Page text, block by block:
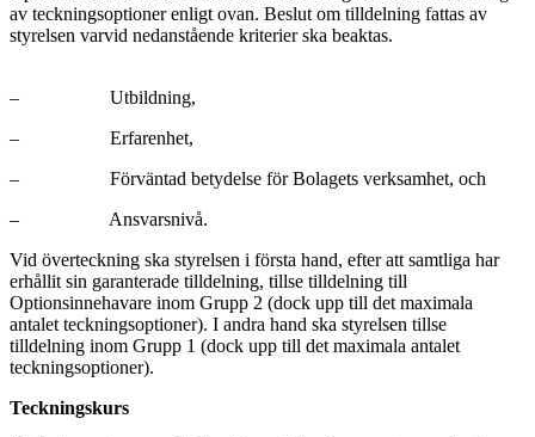
av teckningsoptioner enligt ovan. Beslut om tilldelning fattas av
styrelsen varvid nedanstående kriterier ska beaktas.
– Utbildning,
– Erfarenhet,
– Förväntad betydelse för Bolagets verksamhet, och
– Ansvarsnivå.
Vid överteckning ska styrelsen i första hand, efter att samtliga har
erhållit sin garanterade tilldelning, tillse tilldelning till
Optionsinnehavare inom Grupp 2 (dock upp till det maximala
antalet teckningsoptioner). I andra hand ska styrelsen tillse
tilldelning inom Grupp 1 (dock upp till det maximala antalet
teckningsoptioner).
Teckningskurs